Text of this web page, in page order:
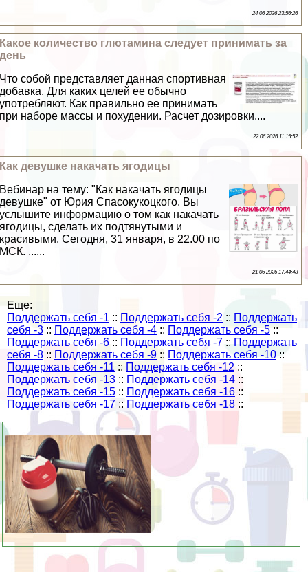
24 06 2026 23:56:26
Какое количество глютамина следует принимать за
день
Что собой представляет данная спортивная
добавка. Для каких целей ее обычно
употрeбляют. Как правильно ее принимать
при наборе массы и похудении. Расчет дозировки....
22 06 2026 11:15:52
Как дeвyшке накачать ягoдицы
Вебинар на тему: "Как накачать ягoдицы
дeвyшке" от Юрия Спасокукоцкого. Вы
услышите информацию о том как накачать
ягoдицы, сделать их подтянутыми и
красивыми. Сегодня, 31 января, в 22.00 по
МСК. ......
21 06 2026 17:44:48
Еще:
Поддержать себя -1 :: Поддержать себя -2 :: Поддержать
себя -3 :: Поддержать себя -4 :: Поддержать себя -5 ::
Поддержать себя -6 :: Поддержать себя -7 :: Поддержать
себя -8 :: Поддержать себя -9 :: Поддержать себя -10 ::
Поддержать себя -11 :: Поддержать себя -12 ::
Поддержать себя -13 :: Поддержать себя -14 ::
Поддержать себя -15 :: Поддержать себя -16 ::
Поддержать себя -17 :: Поддержать себя -18 ::